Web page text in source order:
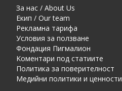
За нас / About Us
Екип / Our team
Рекламна тарифа
Условия за ползване
Фондация Пигмалион
Kоментaри под статиите
Политика за поверителност
Медийни политики и ценности